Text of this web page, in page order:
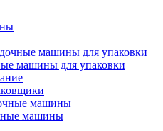
машины для упаковки
машины для упаковки
машины
машины